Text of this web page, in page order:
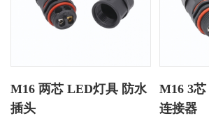
M16 两芯 LED灯具 防水
插头
M16 3
连接器